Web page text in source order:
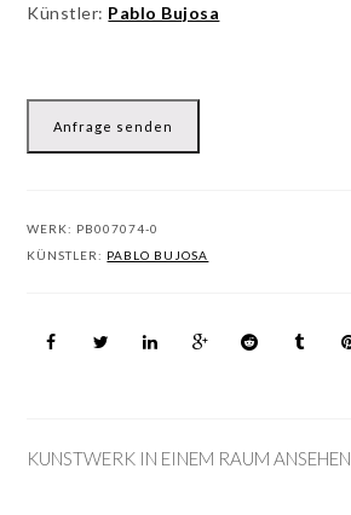
Künstler: Pablo Bujosa
Anfrage senden
WERK: PB007074-0
KÜNSTLER: PABLO BUJOSA
KUNSTWERK IN EINEM RAUM ANSEHEN